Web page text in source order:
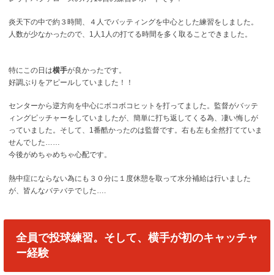
炎天下の中で約３時間、４人でバッティングを中心とした練習をしました。
人数が少なかったので、1人1人の打てる時間を多く取ることできました。
特にこの日は横手が良かったです。
好調ぶりをアピールしていました！！
センターから逆方向を中心にボコボコヒットを打ってました。監督がバッテ
ィングピッチャーをしていましたが、簡単に打ち返してくる為、凄い悔しが
っていました。そして、1番酷かったのは監督です。右も左も全然打てていま
せんでした……
今後がめちゃめちゃ心配です。
熱中症にならない為にも３０分に１度休憩を取って水分補給は行いました
が、皆んなバテバテでした….
全員で投球練習。そして、横手が初のキャッチャ
ー経験